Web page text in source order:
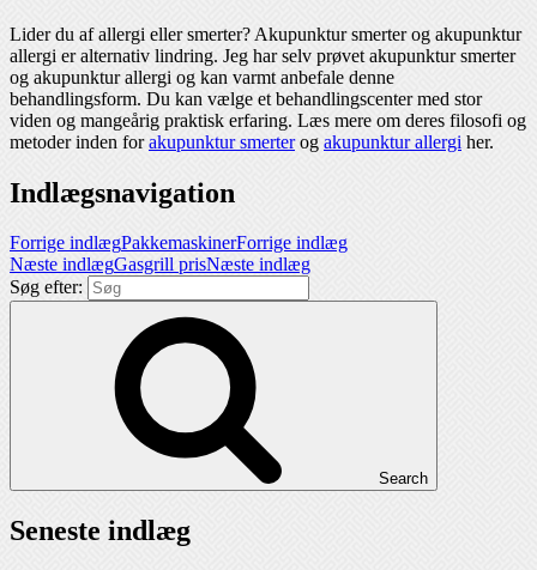
Lider du af allergi eller smerter? Akupunktur smerter og akupunktur
allergi er alternativ lindring. Jeg har selv prøvet akupunktur smerter
og akupunktur allergi og kan varmt anbefale denne
behandlingsform. Du kan vælge et behandlingscenter med stor
viden og mangeårig praktisk erfaring. Læs mere om deres filosofi og
metoder inden forakupunktur smerterog akupunktur allergi her.
Indlægsnavigation
Forrige indlægPakkemaskinerForrige indlæg
Næste indlægGasgrill prisNæste indlæg
Søg efter:
Search
Seneste indlæg